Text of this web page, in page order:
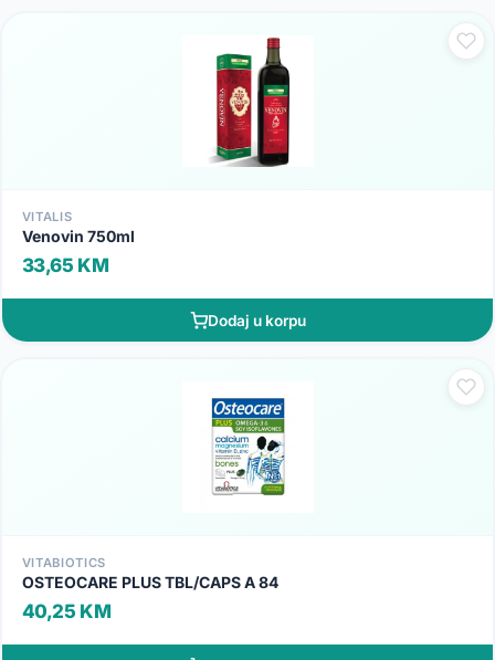
VITALIS
Venovin 750ml
33,65 KM
Dodaj u korpu
VITABIOTICS
OSTEOCARE PLUS TBL/CAPS A 84
40,25 KM